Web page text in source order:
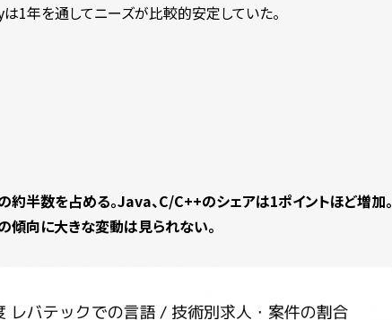
1年を通してニーズが比較的安定していた。
半数を占める。Java、C/C++のシェアは1ポイントほど増加。
傾向に大きな変動は見られない。